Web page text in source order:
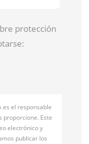
protección
es el responsable
proporcione. Este
electrónico y
publicar los